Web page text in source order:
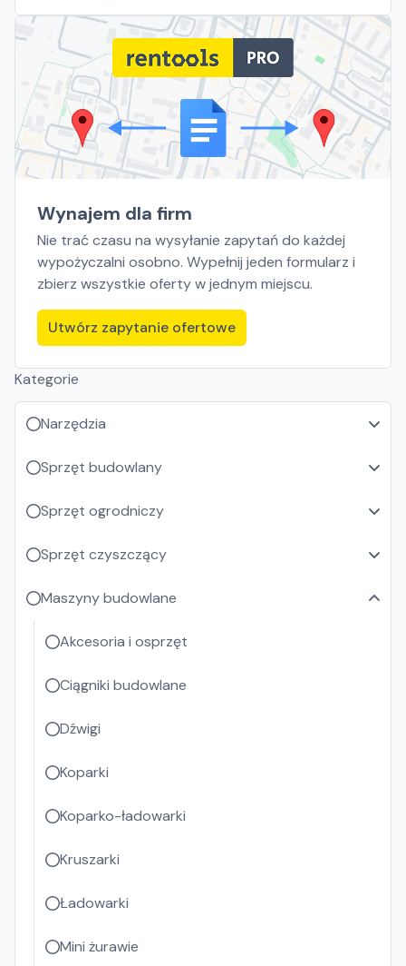
Wynajem dla firm
Nie trać czasu na wysyłanie zapytań do każdej
wypożyczalni osobno. Wypełnij jeden formularz i
zbierz wszystkie oferty w jednym miejscu.
Utwórz zapytanie ofertowe
Kategorie
Narzędzia
Sprzęt budowlany
Sprzęt ogrodniczy
Sprzęt czyszczący
Maszyny budowlane
Akcesoria i osprzęt
Ciągniki budowlane
Dźwigi
Koparki
Koparko-ładowarki
Kruszarki
Ładowarki
Mini żurawie